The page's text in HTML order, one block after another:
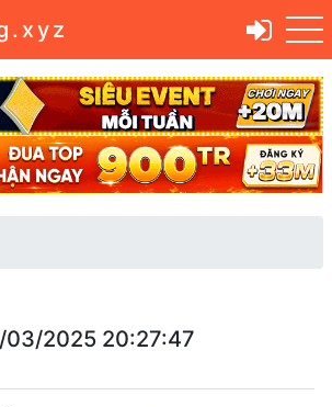
03/2025 20:27:47